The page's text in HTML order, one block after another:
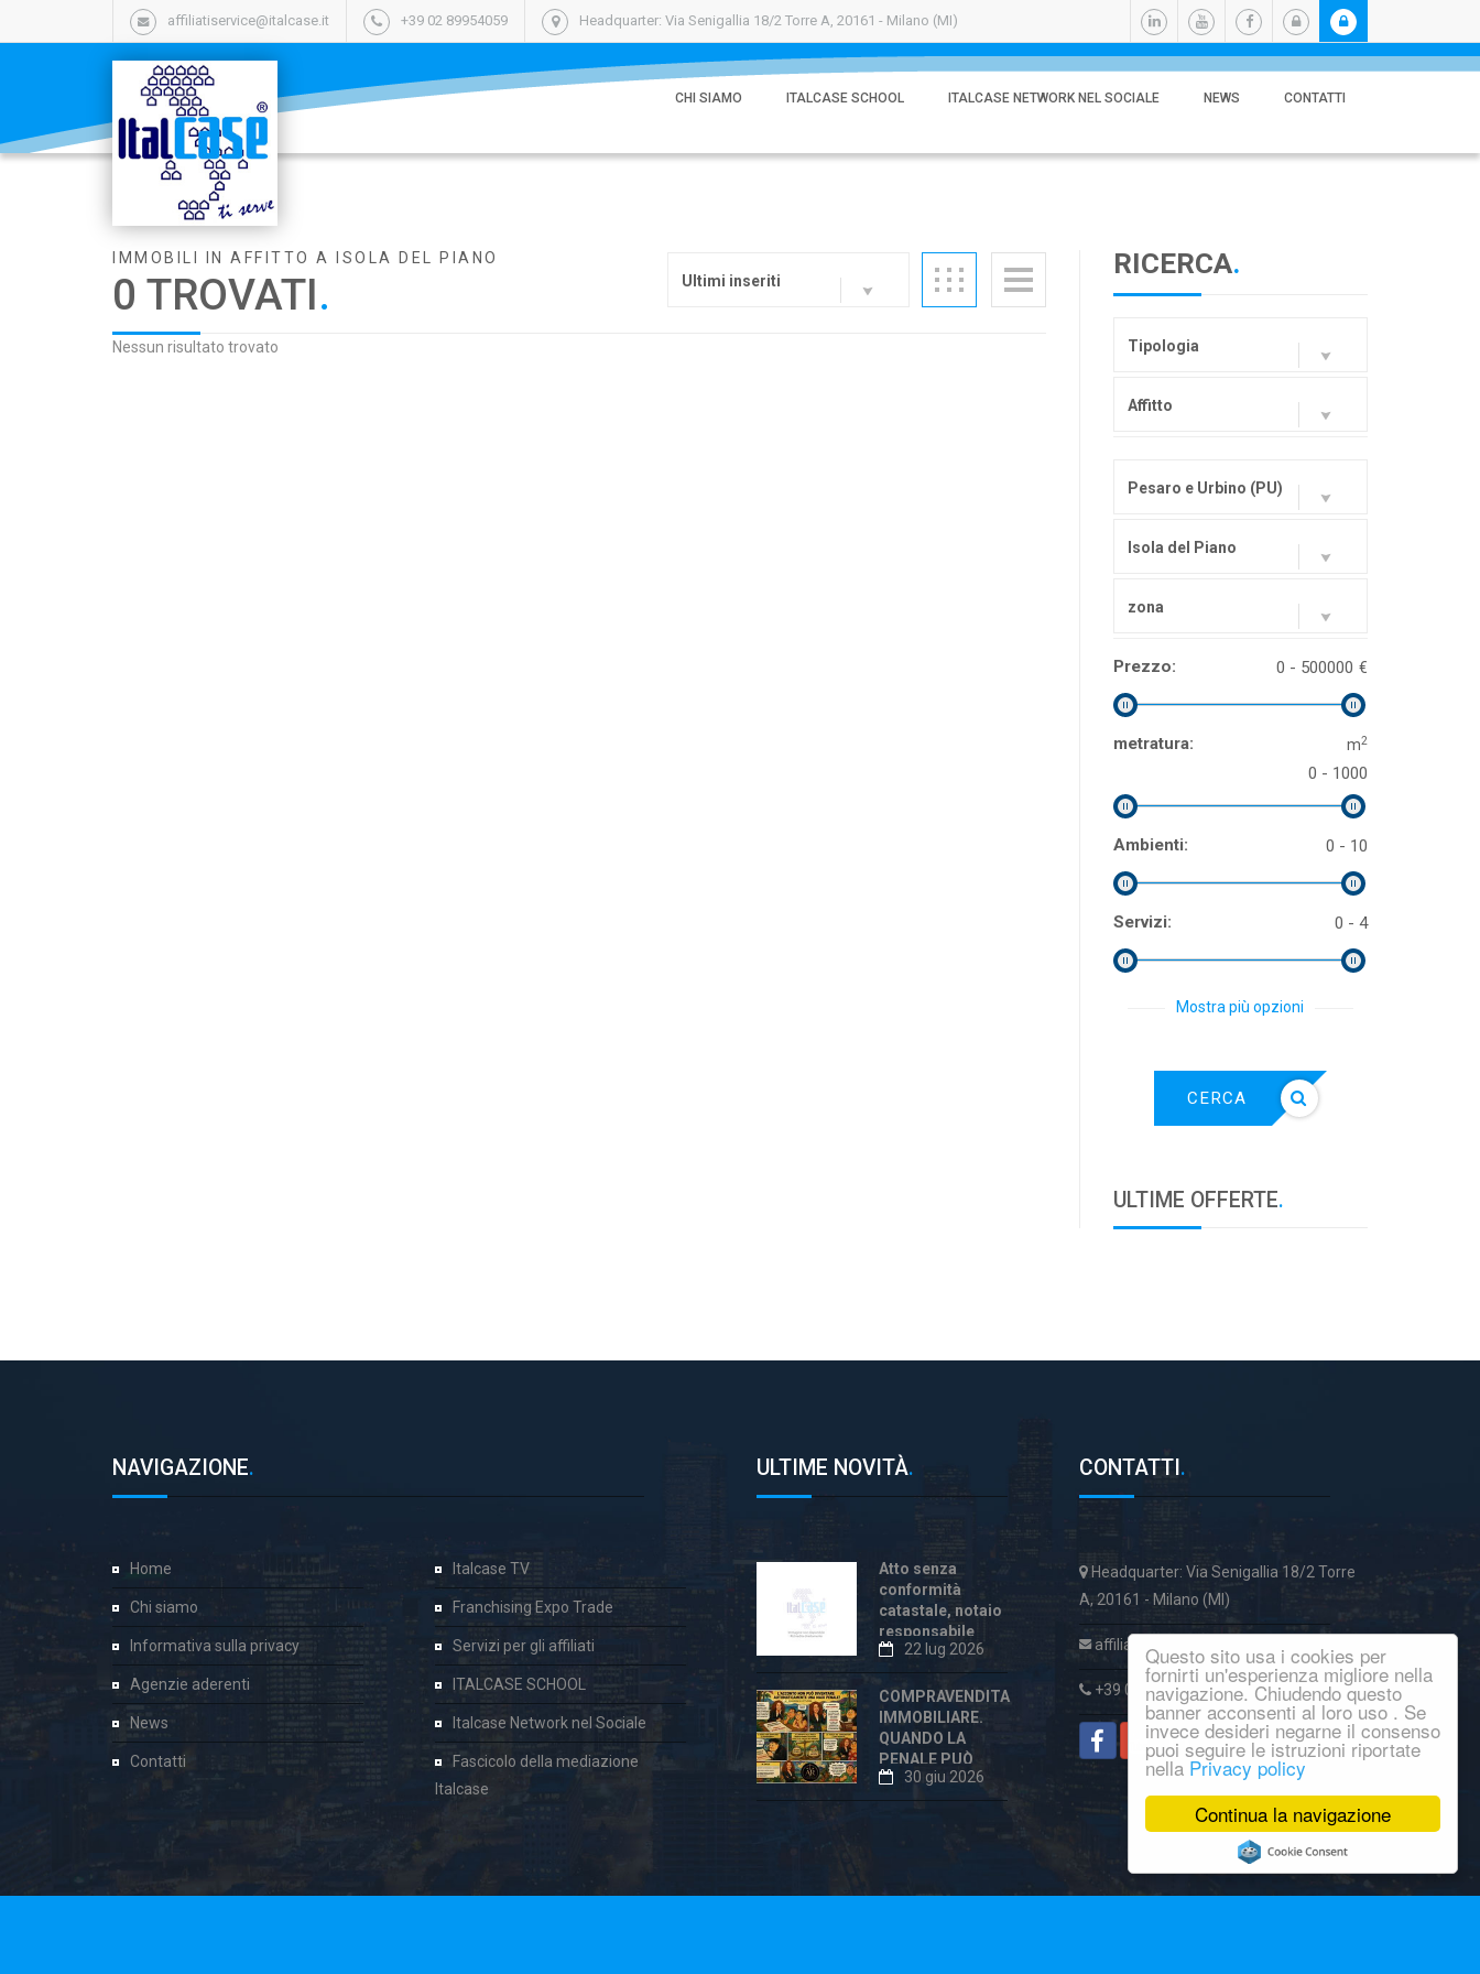
Continua la navigazione
Questo sito usa i cookies per
fornirti un'esperienza migliore nella
navigazione. Chiudendo questo
banner acconsenti al loro uso . Se
invece desideri negarne il consenso
puoi seguire le istruzioni riportate
nella Privacy policy
Cookie Consent plugin for the EU cookie law
affiliatiservice@italcase.it +39 02 89954059 Headquarter: Via Senigallia 18/2 Torre A, 20161 - Milano (MI)
CHI SIAMO ITALCASE SCHOOL ITALCASE NETWORK NEL SOCIALE NEWS CONTATTI
IMMOBILI IN AFFITTO A ISOLA DEL PIANO
0 TROVATI. Ultimi inseriti
Nessun risultato trovato
RICERCA.
Tipologia
Affitto
Pesaro e Urbino (PU)
Isola del Piano
zona
Prezzo: €
0 - 500000
metratura: m2
0 - 1000
Ambienti: 0 - 10
Servizi: 0 - 4
Mostra più opzioni
CERCA
ULTIME OFFERTE.
NAVIGAZIONE.
Home
Chi siamo
Informativa sulla privacy
Agenzie aderenti
News
Contatti
Italcase TV
Franchising Expo Trade
Servizi per gli affiliati
ITALCASE SCHOOL
Italcase Network nel Sociale
Fascicolo della mediazione
Italcase
ULTIME NOVITÀ.
Atto senza
conformità
catastale, notaio
responsabile
anche dopo la
«correzione»
22 lug 2026
COMPRAVENDITA
IMMOBILIARE.
QUANDO LA
PENALE PUÒ
ESSERE
ECCESSIVA E
30 giu 2026
CONTATTI .
Headquarter: Via Senigallia 18/2 Torre
A, 20161 - Milano (MI)
affiliatiservice@italcase.it
+39 02 89954059